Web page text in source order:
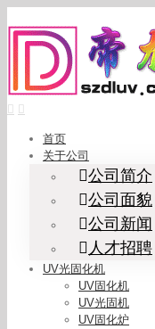
to
content
首页
关于公司
公司简介
公司面貌
公司新闻
人才招聘
UV光固化机
UV固化机
UV光固机
UV固化炉